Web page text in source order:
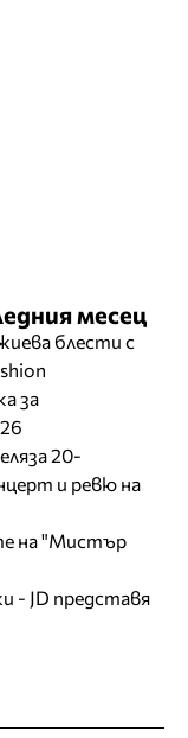
месец
блести с
за
20-
и ревю на
на "Мистър
- JD представя